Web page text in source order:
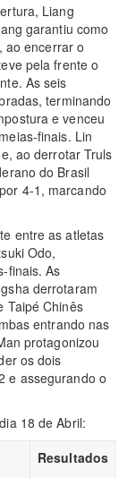
Liang
garantiu como
ao encerrar o
pela frente o
As seis
terminando
e venceu
finais. Lin
ao derrotar Truls
do Brasil
4-1, marcando
entre as atletas
Odo,
finais. As
derrotaram
Taipé Chinês
entrando nas
protagonizou
os dois
e assegurando o
18 de Abril:
Resultados